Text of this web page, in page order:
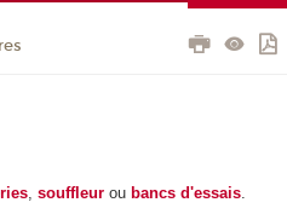
,souffleur ou bancs d'essais